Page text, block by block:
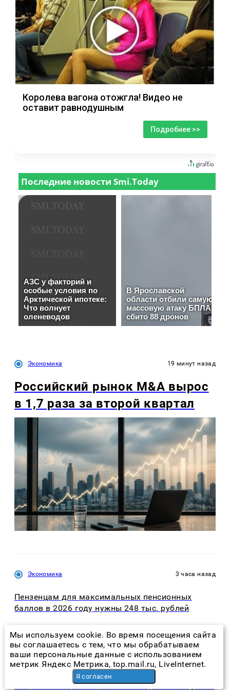
Королева вагона отожгла! Видео не
оставит равнодушным
Подробнее >>
Экономика 19 минут назад
Российский рынок M&A вырос
в 1,7 раза за второй квартал
Экономика 3 часа назад
Пензенцам для максимальных пенсионных
баллов в 2026 году нужны 248 тыс. рублей
Польза 6 дней назад
Видео больше всего смотрят в рабочие часы,
общение в соцсетях растет к полуночи – big data
Мы используем cookie. Во время посещения сайта
вы соглашаетесь с тем, что мы обрабатываем
ваши персональные данные с использованием
метрик Яндекс Метрика, top.mail.ru, LiveInternet.
Я согласен